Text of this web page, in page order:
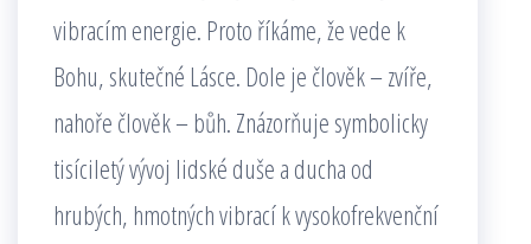
vibracím energie. Proto říkáme, že vede k
Bohu, skutečné Lásce. Dole je člověk – zvíře,
nahoře člověk – bůh. Znázorňuje symbolicky
tisíciletý vývoj lidské duše a ducha od
hrubých, hmotných vibrací k vysokofrekvenční